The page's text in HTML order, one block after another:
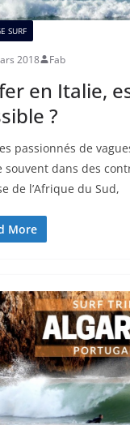
SURF
2018 Fab
en Italie,
?
passionnés de
souvent dans des
de l’Afrique du Sud,
More